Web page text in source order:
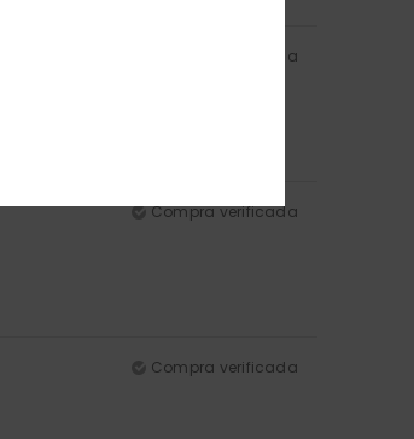
Compra verificada
Compra verificada
Compra verificada